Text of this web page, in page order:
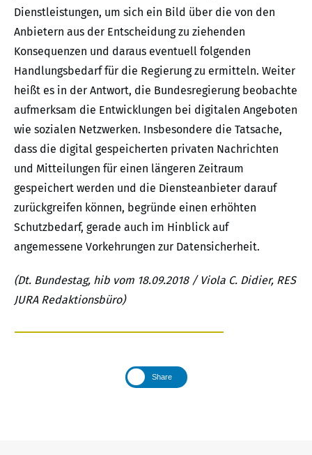
Dienstleistungen, um sich ein Bild über die von den
Anbietern aus der Entscheidung zu ziehenden
Konsequenzen und daraus eventuell folgenden
Handlungsbedarf für die Regierung zu ermitteln. Weiter
heißt es in der Antwort, die Bundesregierung beobachte
aufmerksam die Entwicklungen bei digitalen Angeboten
wie sozialen Netzwerken. Insbesondere die Tatsache,
dass die digital gespeicherten privaten Nachrichten
und Mitteilungen für einen längeren Zeitraum
gespeichert werden und die Diensteanbieter darauf
zurückgreifen können, begründe einen erhöhten
Schutzbedarf, gerade auch im Hinblick auf
angemessene Vorkehrungen zur Datensicherheit.
(Dt. Bundestag, hib vom 18.09.2018 / Viola C. Didier, RES
JURA Redaktionsbüro)
Share